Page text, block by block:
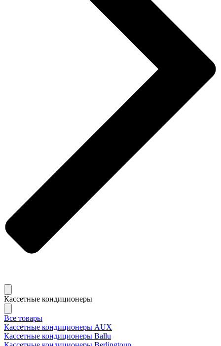
Кассетные кондиционеры
Все товары
Кассетные кондиционеры AUX
Кассетные кондиционеры Ballu